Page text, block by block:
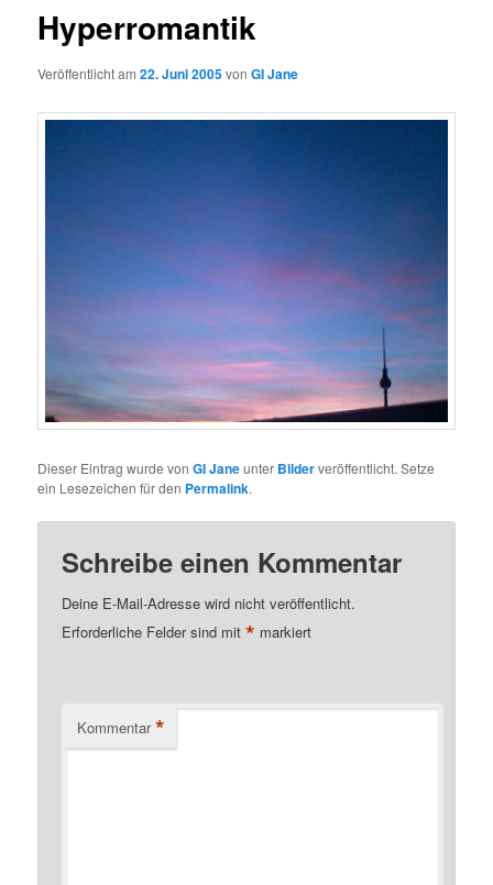
Hyperromantik
Veröffentlicht am22. Juni 2005vonGI Jane
Dieser Eintrag wurde vonGI Janeunter Bilderveröffentlicht. Setze
ein Lesezeichen für den Permalink.
Schreibe einen Kommentar
Deine E-Mail-Adresse wird nicht veröffentlicht.
Erforderliche Felder sind mit* markiert
Kommentar *